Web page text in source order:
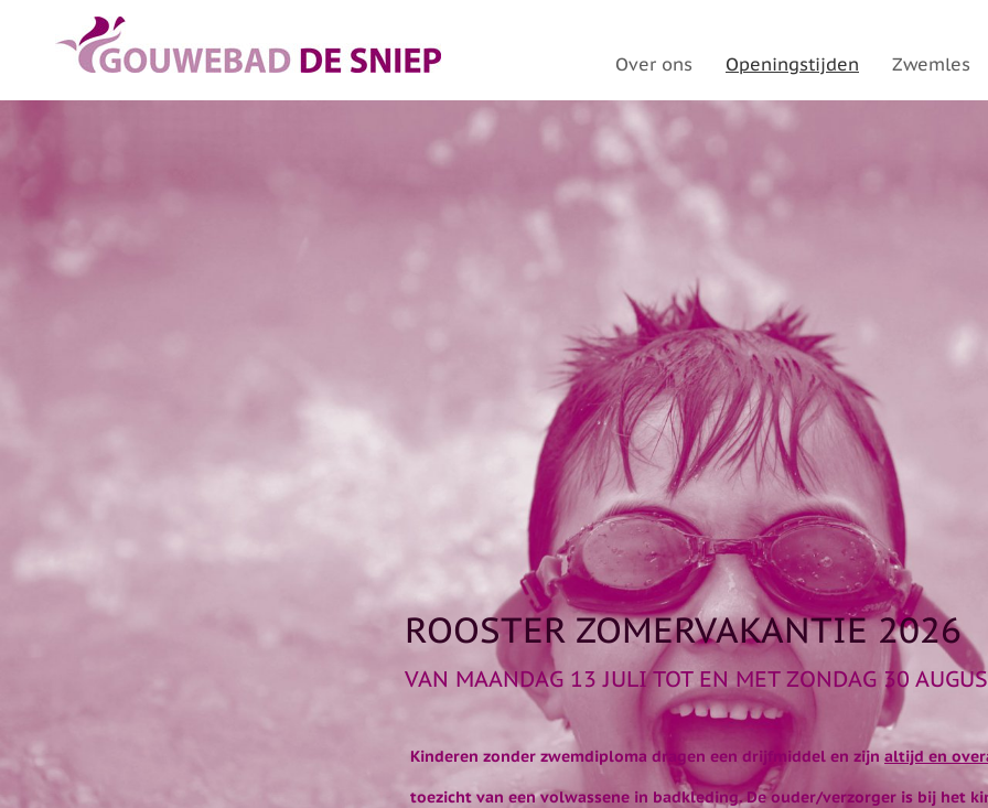
Over ons Openingstijden Zwemles
ROOSTER ZOMERVAKANTIE 2026
VAN MAANDAG 13 JULI TOT EN MET ZONDAG 30
Kinderen zonder zwemdiploma dragen een drijfmiddel en zijn altijd en
toezicht van eenvolwassene in badkleding. De ouder/verzorger is bij het